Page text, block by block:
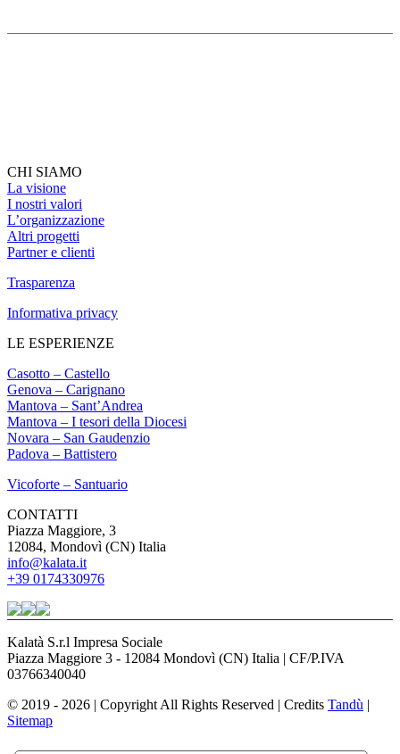
CHI SIAMO
La visione
I nostri valori
L’organizzazione
Altri progetti
Partner e clienti
Trasparenza
Informativa privacy
LE ESPERIENZE
Casotto – Castello
Genova – Carignano
Mantova – Sant’Andrea
Mantova – I tesori della Diocesi
Novara – San Gaudenzio
Padova – Battistero
Vicoforte – Santuario
CONTATTI
Piazza Maggiore, 3
12084, Mondovì (CN) Italia
info@kalata.it
+39 0174330976
Kalatà S.r.l Impresa Sociale
Piazza Maggiore 3 - 12084 Mondovì (CN) Italia | CF/P.IVA
03766340040
© 2019 - 2026 | Copyright All Rights Reserved | Credits Tandù |
Sitemap